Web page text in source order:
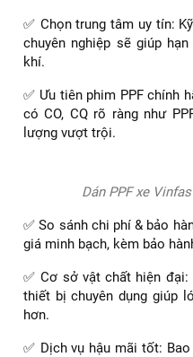
✅ Chọn trung tâm uy tín:
chuyên nghiệp sẽ giúp
khí.
✅ Ưu tiên phim PPF chính
có CO, CQ rõ ràng như
lượng vượt trội.